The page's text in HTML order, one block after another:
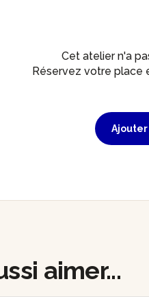
Cet atelier n'a
Réservez votre place
aimer...